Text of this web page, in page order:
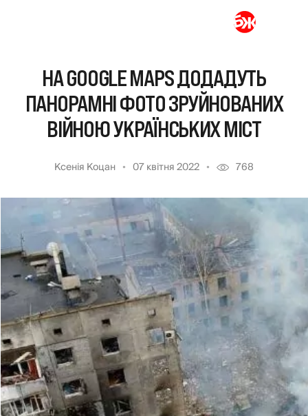
НА GOOGLE MAPS ДОДАДУТЬ
ПАНОРАМНІ ФОТО ЗРУЙНОВАНИХ
ВІЙНОЮ УКРАЇНСЬКИХ МІСТ
Ксенія Коцан 07 квітня 2022 768